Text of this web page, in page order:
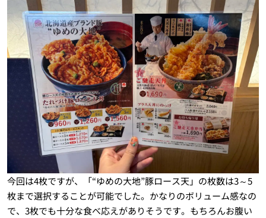
今回は4枚ですが、「“ゆめの大地”豚ロース天」の枚数は3～5
枚まで選択することが可能でした。かなりのボリューム感なの
で、3枚でも十分な食べ応えがありそうです。もちろんお腹い